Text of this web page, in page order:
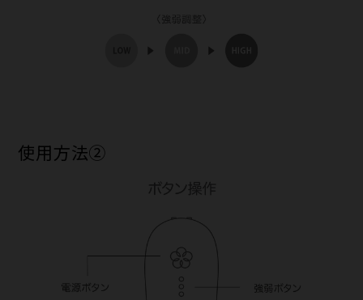
使用方法②